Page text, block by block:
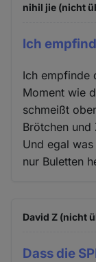
nihil jie (nicht
Ich
Ich empfinde
Moment wie
schmeißt
Brötchen und
Und egal
nur Buletten
David Z (nicht
Dass die